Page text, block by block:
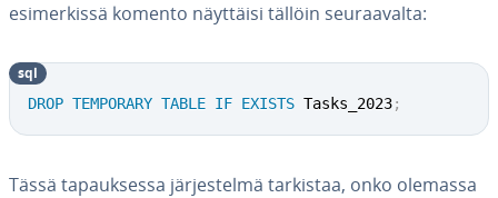
esi­mer­kis­sä komento näyttäisi tällöin seu­raa­val­ta:
DROP TEMPORARY TABLE IF EXISTS Tasks_2023;
sql
Tässä ta­pauk­ses­sa jär­jes­tel­mä tarkistaa, onko olemassa